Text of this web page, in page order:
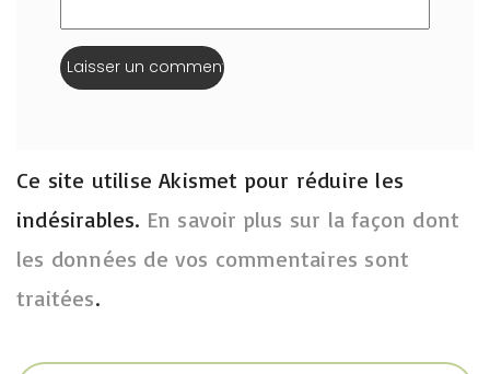
Ce site utilise Akismet pour réduire les
indésirables. En savoir plus sur la façon dont
les données de vos commentaires sont
traitées.